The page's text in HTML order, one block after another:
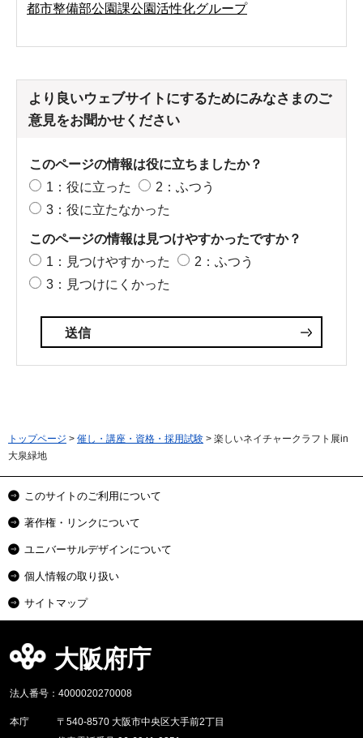
都市整備部公園課公園活性化グループ
より良いウェブサイトにするためにみなさまのご
意見をお聞かせください
このページの情報は役に立ちましたか？
1：役に立った
2：ふつう
3：役に立たなかった
このページの情報は見つけやすかったですか？
1：見つけやすかった
2：ふつう
3：見つけにくかった
トップページ > 催し・講座・資格・採用試験 > 楽しいネイチャークラフト展in
大泉緑地
このサイトのご利用について
著作権・リンクについて
ユニバーサルデザインについて
個人情報の取り扱い
サイトマップ
大阪府庁
法人番号：4000020270008
本庁
〒540-8570 大阪市中央区大手前2丁目